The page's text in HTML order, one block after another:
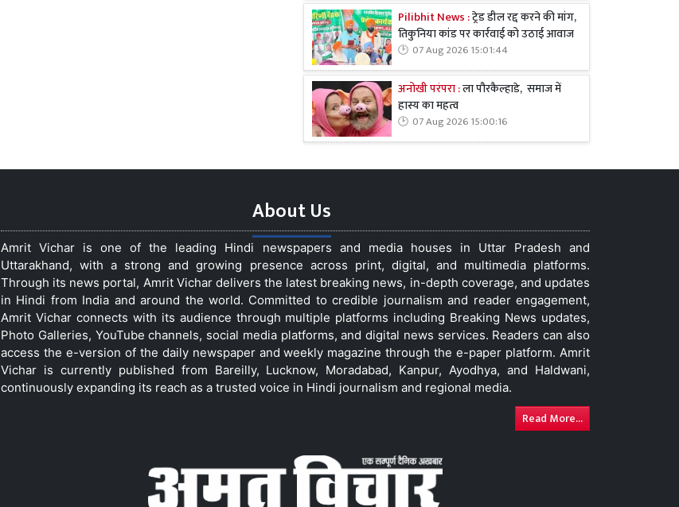
Pilibhit News :ट्रेड डील रद्द करने की मांग,
तिकुनिया कांड पर कार्रवाई को उठाई आवाज
07 Aug 2026 15:01:44
अनोखी परंपरा :ला पौरकैल्हाडे, समाज में
हास्य का महत्व
07 Aug 2026 15:00:16
About Us
Amrit Vichar is one of the leading Hindi newspapers and media houses in Uttar Pradesh and
Uttarakhand, with a strong and growing presence across print, digital, and multimedia platforms.
Through its news portal, Amrit Vichar delivers the latest breaking news, in-depth coverage, and updates
in Hindi from India and around the world. Committed to credible journalism and reader engagement,
Amrit Vichar connects with its audience through multiple platforms including Breaking News updates,
Photo Galleries, YouTube channels, social media platforms, and digital news services. Readers can also
access the e-version of the daily newspaper and weekly magazine through the e-paper platform. Amrit
Vichar is currently published from Bareilly, Lucknow, Moradabad, Kanpur, Ayodhya, and Haldwani,
continuously expanding its reach as a trusted voice in Hindi journalism and regional media.
Read More...